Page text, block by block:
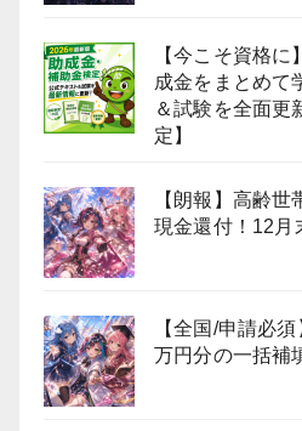
【今こそ資格
成金をまとめて
＆試験を全面更
定】
【朗報】高齢
現金還付！12月
【全国/申請必
万円分の一括補